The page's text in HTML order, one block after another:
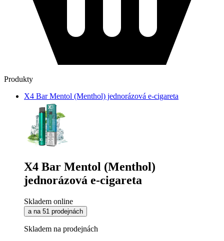
Produkty
X4 Bar Mentol (Menthol) jednorázová e-cigareta
X4 Bar Mentol (Menthol)
jednorázová e-cigareta
Skladem online
a na 51 prodejnách
Skladem na prodejnách